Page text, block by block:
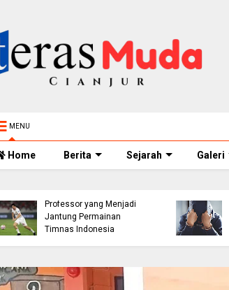
MENU
Home Berita Sejarah Galeri
Professor yang Menjadi
Jantung Permainan
Timnas Indonesia